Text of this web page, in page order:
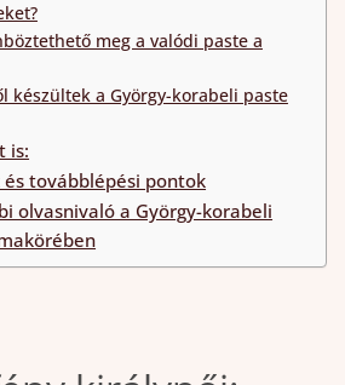
meg a valódi paste a
készültek a György-korabeli paste
is:
és továbblépési pontok
olvasnivaló a György-korabeli